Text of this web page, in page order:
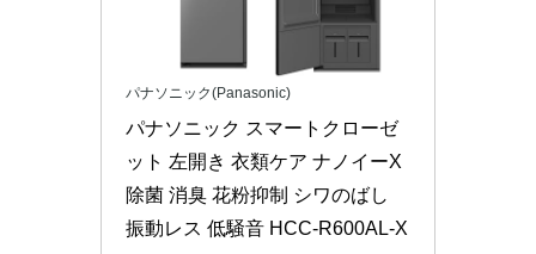
パナソニック(Panasonic)
パナソニック スマートクローゼ
ット 左開き 衣類ケア ナノイーX
除菌 消臭 花粉抑制 シワのばし
振動レス 低騒音 HCC-R600AL-X